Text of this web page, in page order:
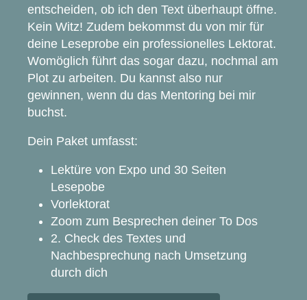
entscheiden, ob ich den Text überhaupt öffne.
Kein Witz! Zudem bekommst du von mir für
deine Leseprobe ein professionelles Lektorat.
Womöglich führt das sogar dazu, nochmal am
Plot zu arbeiten. Du kannst also nur
gewinnen, wenn du das Mentoring bei mir
buchst.
Dein Paket umfasst:
Lektüre von Expo und 30 Seiten
Lesepobe
Vorlektorat
Zoom zum Besprechen deiner To Dos
2. Check des Textes und
Nachbesprechung nach Umsetzung
durch dich